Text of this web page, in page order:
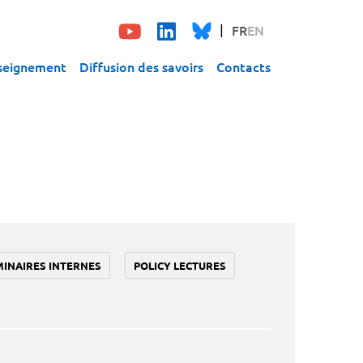
FREN
Diffusion des savoirs Contacts
INTERNES POLICY LECTURES